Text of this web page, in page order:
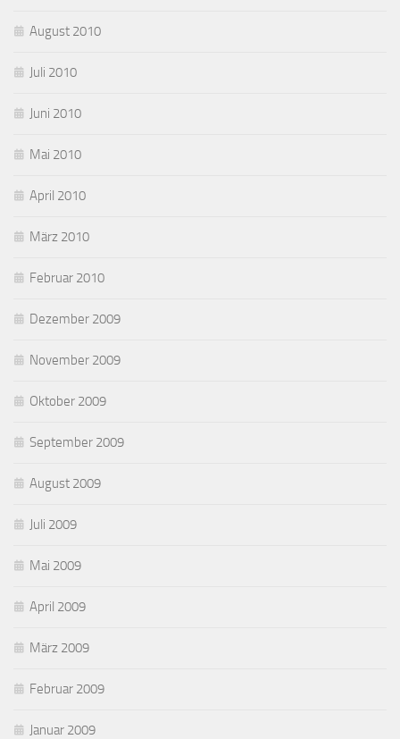
August 2010
Juli 2010
Juni 2010
Mai 2010
April 2010
März 2010
Februar 2010
Dezember 2009
November 2009
Oktober 2009
September 2009
August 2009
Juli 2009
Mai 2009
April 2009
März 2009
Februar 2009
Januar 2009